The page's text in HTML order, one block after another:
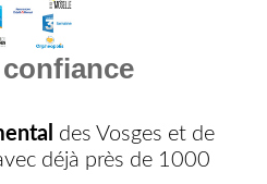
des Vosges et de
déjà près de 1000